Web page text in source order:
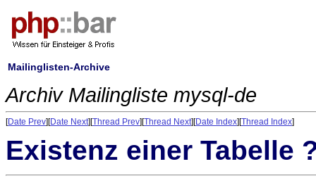
Mailinglisten-Archive
Archiv Mailingliste mysql-de
[Date Prev][Date Next][Thread Prev][Thread Next][Date Index][Thread Index]
Existenz einer Tabelle